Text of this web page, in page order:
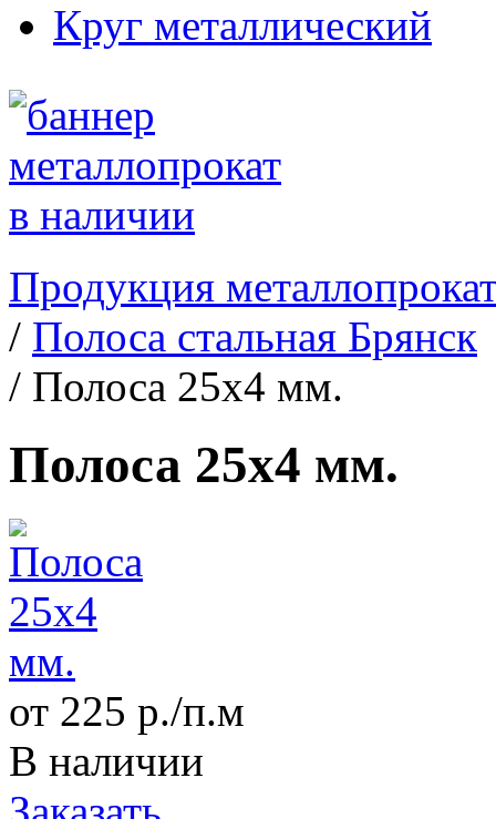
Круг металлический
Продукция
/ Полоса стальная Брянск
/ Полоса 25х4 мм.
Полоса 25х4 мм.
от 225 р./п.м
В наличии